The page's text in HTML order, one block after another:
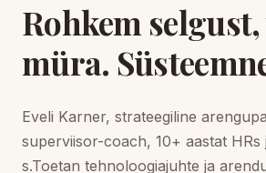
Rohkem
müra.
Eveli Karner, strateegiline
superviisor-coach, 10+ aastat HRs
s.Toetan tehnoloogiajuhte ja